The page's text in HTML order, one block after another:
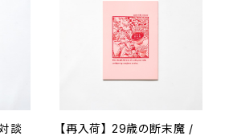
談
【再入荷】 29歳の断末魔 /